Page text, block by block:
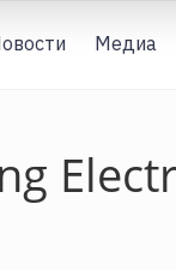
Медиа